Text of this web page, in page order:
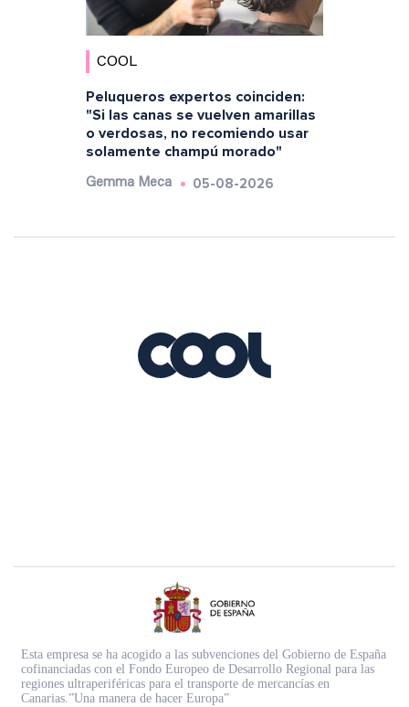
COOL
Peluqueros expertos coinciden:
"Si las canas se vuelven amarillas
o verdosas, no recomiendo usar
solamente champú morado"
Gemma Meca 05-08-2026
Esta empresa se ha acogido a las subvenciones del Gobierno de España
cofinanciadas con el Fondo Europeo de Desarrollo Regional para las
regiones ultraperiféricas para el transporte de mercancías en
Canarias.”Una manera de hacer Europa”